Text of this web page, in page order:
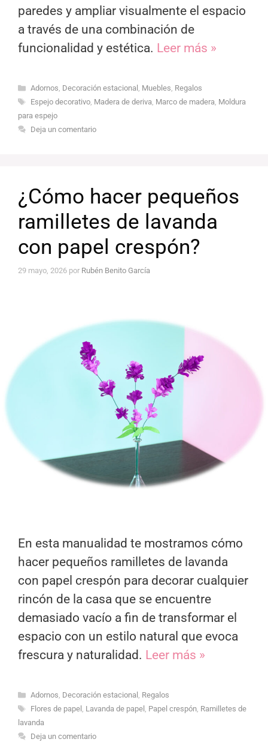
paredes y ampliar visualmente el espacio
a través de una combinación de
funcionalidad y estética. Leer más »
Categorías
Adornos Decoración estacional Muebles Regalos
Etiquetas
Espejo decorativo, Madera de deriva Marco de madera Moldura
para espejo
Deja un comentario
¿Cómo hacer pequeños
ramilletes de lavanda
con papel crespón?
29 mayo, 2026 por Rubén Benito García
En esta manualidad te mostramos cómo
hacer pequeños ramilletes de lavanda
con papel crespón para decorar cualquier
rincón de la casa que se encuentre
demasiado vacío a fin de transformar el
espacio con un estilo natural que evoca
frescura y naturalidad. Leer más »
Categorías
Adornos, Decoración estacional , Regalos
Etiquetas
Flores de papel , Lavanda de papel , Papel crespón, Ramilletes de
lavanda
Deja un comentario